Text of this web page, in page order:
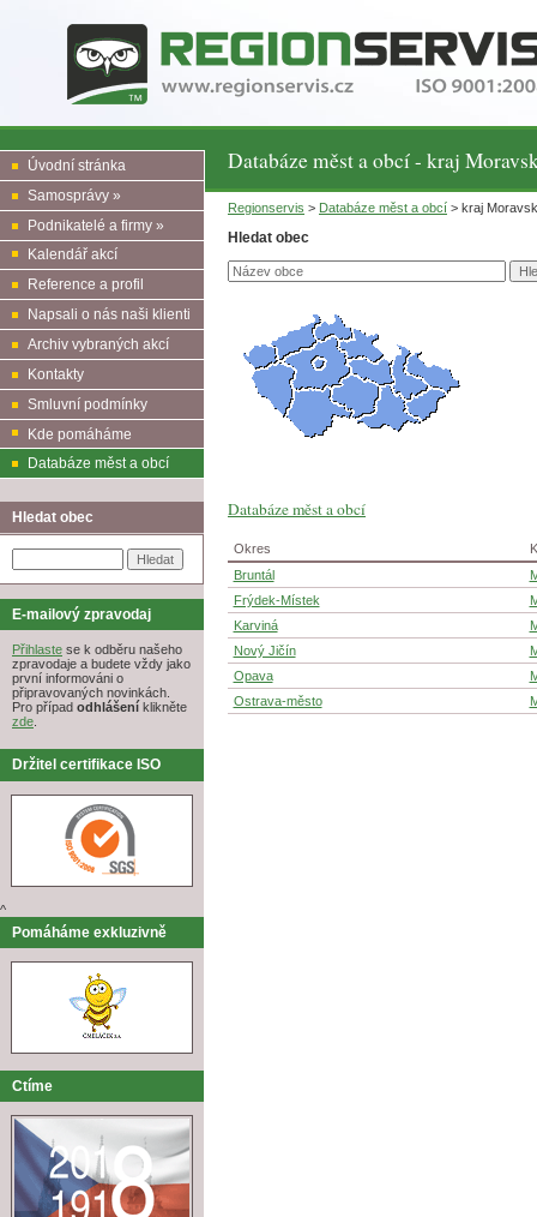
Databáze měst a obcí - kraj
Úvodní stránka
Samosprávy »
Podnikatelé a firmy »
Kalendář akcí
Reference a profil
Napsali o nás naši klienti
Archiv vybraných akcí
Kontakty
Smluvní podmínky
Kde pomáháme
Databáze měst a obcí
Hledat obec
E-mailový zpravodaj
Přihlaste se k odběru našeho
zpravodaje a budete vždy jako
první informováni o
připravovaných novinkách.
Pro případ odhlášení klikněte
zde.
Držitel certifikace ISO
^
Pomáháme exkluzivně
Ctíme
Regionservis > Databáze měst a obcí > kraj
Hledat obec
Databáze měst a obcí
Okres
Bruntál
Frýdek-Místek
Karviná
Nový Jičín
Opava
Ostrava-město